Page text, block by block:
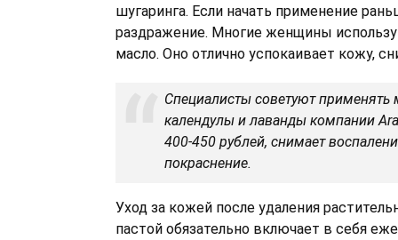
шугаринга. Если начать применение
раздражение. Многие женщины
масло. Оно отлично успокаивает кожу,
Специалисты советуют применять
календулы и лаванды компании
400-450 рублей, снимает
покраснение.
Уход за кожей после удаления
пастой обязательно включает в себя